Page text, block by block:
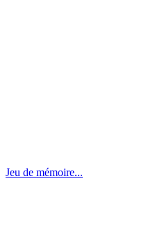
Jeu de mémoire...